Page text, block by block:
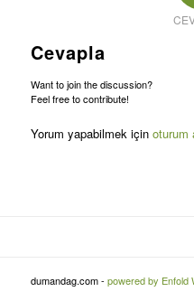
Cevapla
Want to join the discussion?
Feel free to contribute!
Yorum yapabilmek için oturum
dumandag.com - powered by Enfold